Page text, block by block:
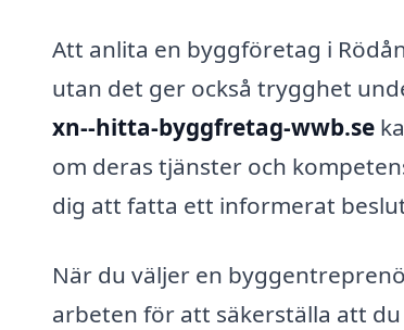
Att anlita en byggföretag i
utan det ger också trygghet
xn--hitta-byggfretag-wwb.se
om deras tjänster och
dig att fatta ett informerat
När du väljer en
arbeten för att säkerställa att